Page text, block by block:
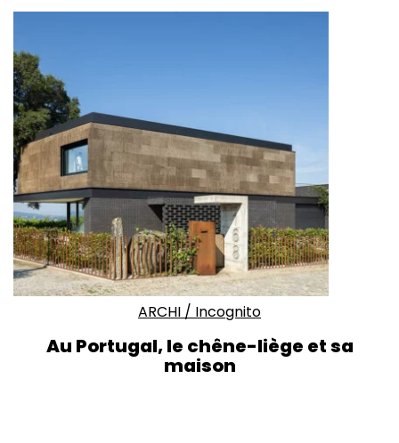
ARCHI / Incognito
Au Portugal, le chêne-liège et sa
maison